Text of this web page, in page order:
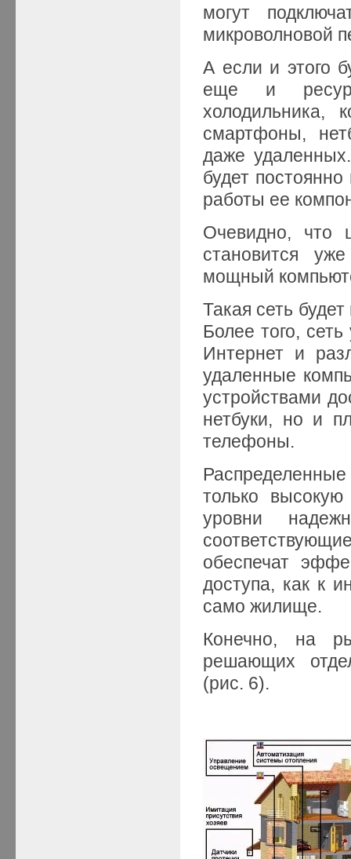
могут
микроволновой
А если и этого
еще и
холодильника,
смартфоны,
даже
будет
работы ее
Очевидно, что
становится
мощный
Такая сеть
Более того,
Интернет и
удаленные
устройствами
нетбуки, но и
телефоны.
только
уровни
обеспечат
доступа, как к
само жилище.
Конечно, на
решающих
(рис. 6).